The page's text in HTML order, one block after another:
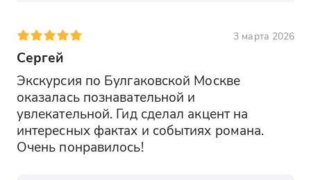
3 марта 2026
Сергей
Экскурсия по Булгаковской Москве
оказалась познавательной и
увлекательной. Гид сделал акцент на
интересных фактах и событиях романа.
Очень понравилось!